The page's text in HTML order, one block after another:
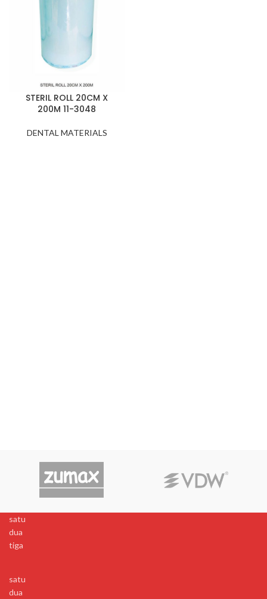
STERIL ROLL 20CM X
200M 11-3048
DENTAL MATERIALS
satu
dua
tiga
satu
dua